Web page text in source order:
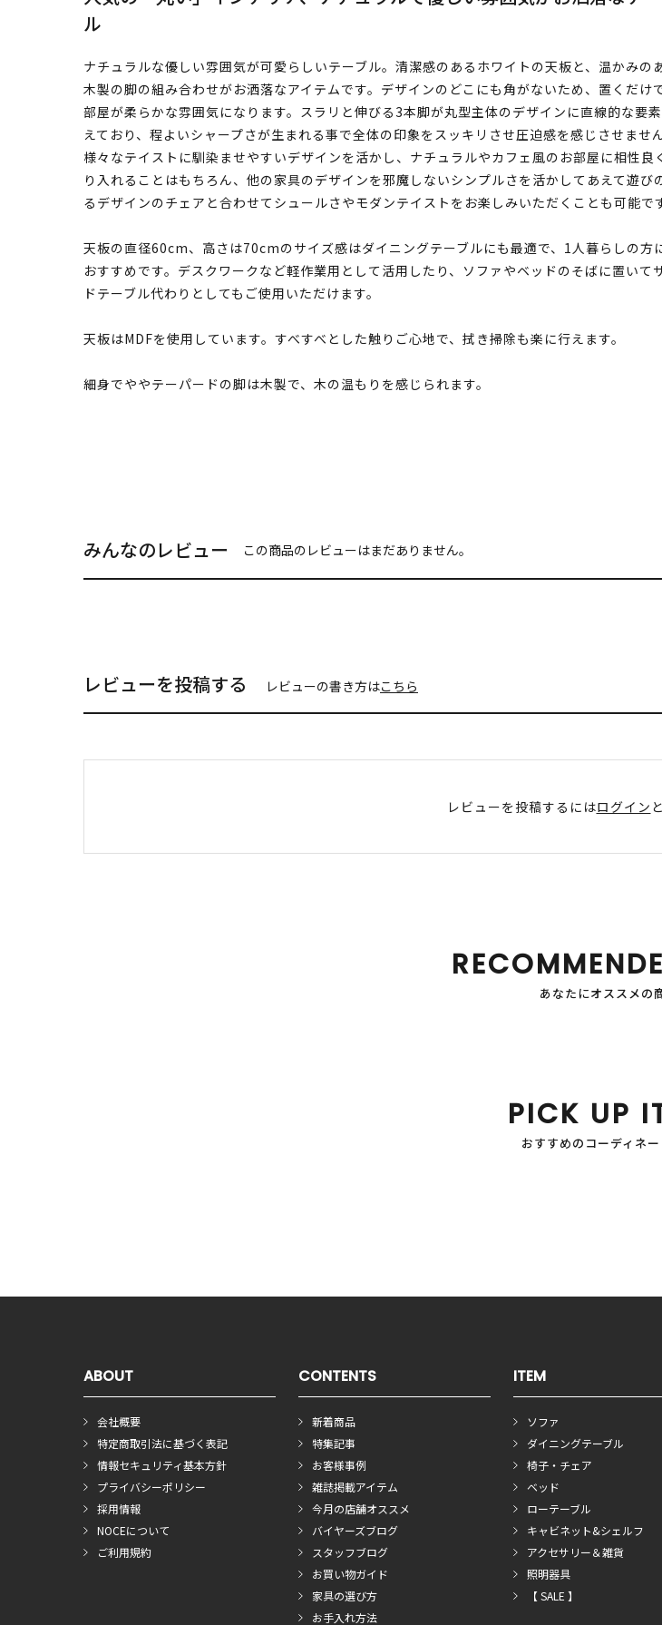
ル
ナチュラルな優しい雰囲気が可愛らしいテーブル。清潔感のあるホワイトの天板と、温かみの
木製の脚の組み合わせがお洒落なアイテムです。デザインのどこにも角がないため、置くだけ
部屋が柔らかな雰囲気になります。スラリと伸びる3本脚が丸型主体のデザインに直線的な要
えており、程よいシャープさが生まれる事で全体の印象をスッキリさせ圧迫感を感じさせません
様々なテイストに馴染ませやすいデザインを活かし、ナチュラルやカフェ風のお部屋に相性良
り入れることはもちろん、他の家具のデザインを邪魔しないシンプルさを活かしてあえて遊び
るデザインのチェアと合わせてシュールさやモダンテイストをお楽しみいただくことも可能です
天板の直径60cm、高さは70cmのサイズ感はダイニングテーブルにも最適で、1人暮らしの方
おすすめです。デスクワークなど軽作業用として活用したり、ソファやベッドのそばに置いて
ドテーブル代わりとしてもご使用いただけます。
天板はMDFを使用しています。すべすべとした触りご心地で、拭き掃除も楽に行えます。
細身でややテーパードの脚は木製で、木の温もりを感じられます。
みんなのレビュー この商品のレビューはまだありません。
レビューを投稿する レビューの書き方はこちら
レビューを投稿するにはログイン
あなたにオススメの
PICK UP
おすすめのコーディネ
ABOUT
会社概要
特定商取引法に基づく表記
情報セキュリティ基本方針
プライバシーポリシー
採用情報
NOCEについて
ご利用規約
CONTENTS
新着商品
特集記事
お客様事例
雑誌掲載アイテム
今月の店舗オススメ
バイヤーズブログ
スタッフブログ
お買い物ガイド
家具の選び方
お手入れ方法
ITEM
ソファ
ダイニングテーブル
椅子・チェア
ベッド
ローテーブル
キャビネット&シェルフ
アクセサリー＆雑貨
照明器具
【 SALE 】